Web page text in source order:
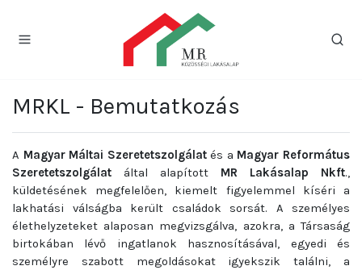
MRKL - Bemutatkozás
A Magyar Máltai Szeretetszolgálatés a Magyar Református
Szeretetszolgálat által alapított MR Lakásalap Nkft.,
küldetésének megfelelően, kiemelt figyelemmel kíséri a
lakhatási válságba került családok sorsát. A személyes
élethelyzeteket alaposan megvizsgálva, azokra, a Társaság
birtokában lévő ingatlanok hasznosításával, egyedi és
személyre szabott megoldásokat igyekszik találni, a